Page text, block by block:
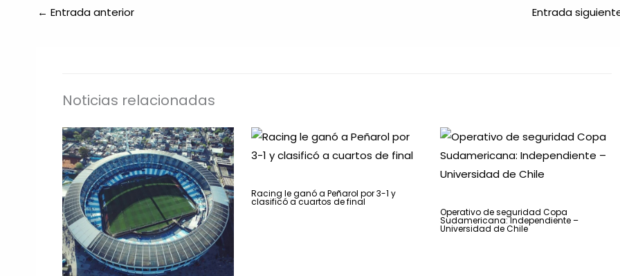
← Entrada anterior Entrada
Noticias relacionadas
Racing le ganó a Peñarol por 3-1 y
clasificó a cuartos de final
Operativo de seguridad Copa
Sudamericana: Independiente –
Universidad de Chile